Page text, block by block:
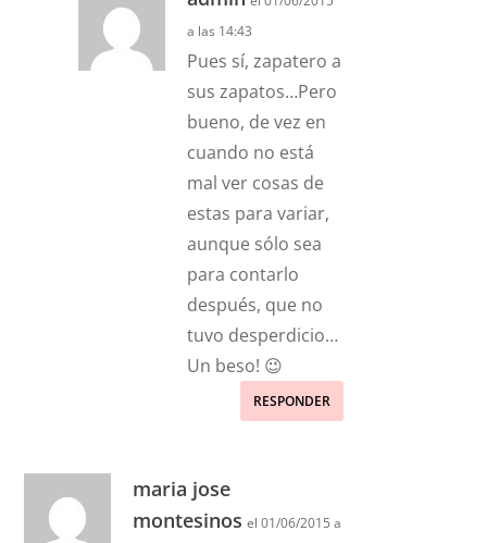
a las 14:43
Pues sí, zapatero a
sus zapatos…Pero
bueno, de vez en
cuando no está
mal ver cosas de
estas para variar,
aunque sólo sea
para contarlo
después, que no
tuvo desperdicio…
Un beso! 😉
RESPONDER
maria jose
montesinos el 01/06/2015 a